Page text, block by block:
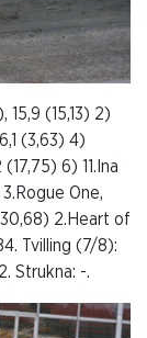
15,9 (15,13) 2)
(3,63) 4)
6) 11.Ina
One,
2.Heart of
Tvilling (7/8):
Strukna: -.